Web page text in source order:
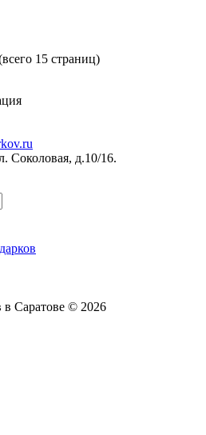
15 страниц)
Соколовая, д.10/16.
Саратове © 2026